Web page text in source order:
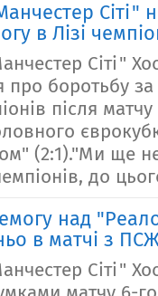
Сіті"
в Лізі
Сіті"
про боротьбу
після
(2:1)."Ми ще
до
над
в матчі з
Сіті"